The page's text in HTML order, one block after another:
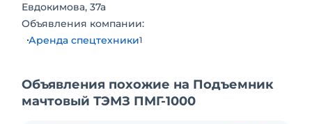
Евдокимова, 37а
Объявления компании:
Аренда спецтехники1
Объявления похожие на Подъемник
мачтовый ТЭМЗ ПМГ-1000